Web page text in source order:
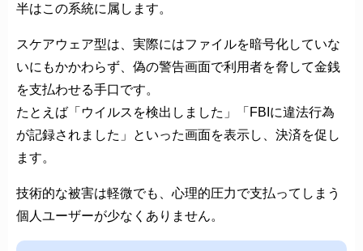
半はこの系統に属します。
スケアウェア型は、実際にはファイルを暗号化していな
いにもかかわらず、偽の警告画面で利用者を脅して金銭
を支払わせる手口です。
たとえば「ウイルスを検出しました」「FBIに違法行為
が記録されました」といった画面を表示し、決済を促し
ます。
技術的な被害は軽微でも、心理的圧力で支払ってしまう
個人ユーザーが少なくありません。